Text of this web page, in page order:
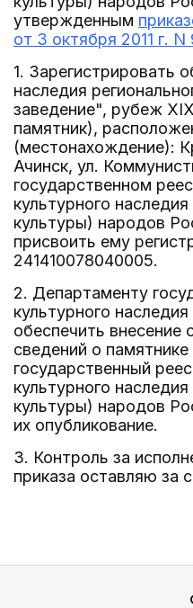
утвержденным
от 3 октября 2011 г. N
1. Зарегистрировать
наследия
заведение", рубеж
памятник),
(местонахождение):
Ачинск, ул.
государственном
культурного
культуры) народов
присвоить ему
241410078040005.
2. Департаменту
культурного
обеспечить внесение
сведений о
государственный
культурного
культуры) народов
их опубликование.
3. Контроль за
приказа оставляю за